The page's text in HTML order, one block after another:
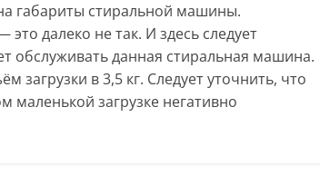
габариты стиральной машины.
далеко не так. И здесь следует
обслуживать данная стиральная машина.
загрузки в 3,5 кг. Следует уточнить, что
загрузке негативно